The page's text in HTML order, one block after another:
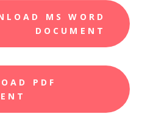
MS WORD
DOCUMENT
PDF